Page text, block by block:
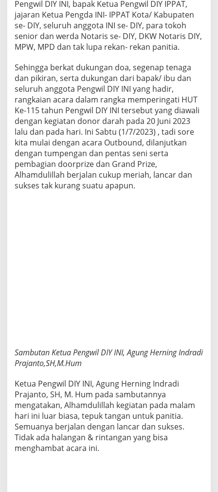
Pengwil DIY INI, bapak Ketua Pengwil DIY IPPAT,
jajaran Ketua Pengda INI- IPPAT Kota/ Kabupaten
se- DIY, seluruh anggota INI se- DIY, para tokoh
senior dan werda Notaris se- DIY, DKW Notaris DIY,
MPW, MPD dan tak lupa rekan- rekan panitia.
Sehingga berkat dukungan doa, segenap tenaga
dan pikiran, serta dukungan dari bapak/ ibu dan
seluruh anggota Pengwil DIY INI yang hadir,
rangkaian acara dalam rangka memperingati HUT
Ke-115 tahun Pengwil DIY INI tersebut yang diawali
dengan kegiatan donor darah pada 20 Juni 2023
lalu dan pada hari. Ini Sabtu (1/7/2023) , tadi sore
kita mulai dengan acara Outbound, dilanjutkan
dengan tumpengan dan pentas seni serta
pembagian doorprize dan Grand Prize,
Alhamdulillah berjalan cukup meriah, lancar dan
sukses tak kurang suatu apapun.
Sambutan Ketua Pengwil DIY INI, Agung Herning Indradi
Prajanto,SH,M.Hum
Ketua Pengwil DIY INI, Agung Herning Indradi
Prajanto, SH, M. Hum pada sambutannya
mengatakan, Alhamdulillah kegiatan pada malam
hari ini luar biasa, tepuk tangan untuk panitia.
Semuanya berjalan dengan lancar dan sukses.
Tidak ada halangan & rintangan yang bisa
menghambat acara ini.